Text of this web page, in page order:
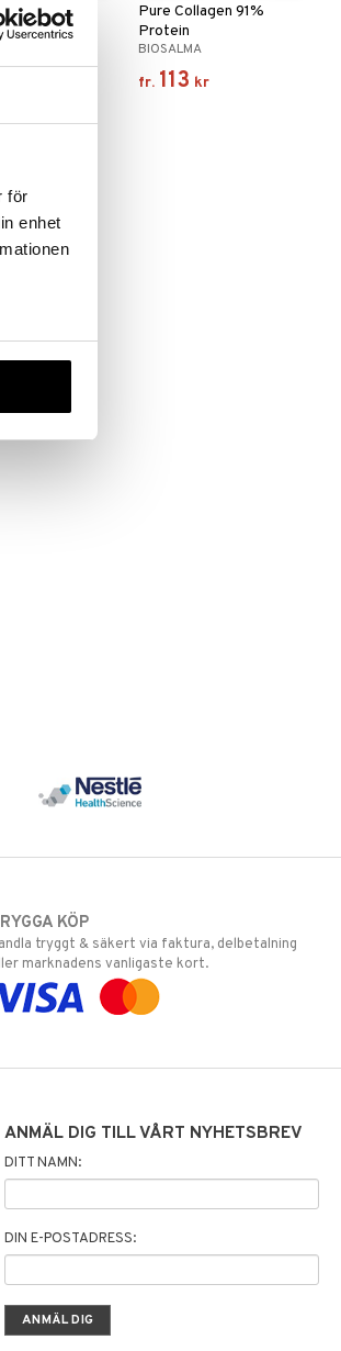
för
enhet
Kreatin
Pure Collagen 91%
Protein
BIOSALMA
fr. 113 kr
KÖP
tryggt & säkert via faktura, delbetalning
marknadens vanligaste kort.
ANMÄL DIG TILL VÅRT NYHETSBREV
DITT NAMN:
DIN E-POSTADRESS: